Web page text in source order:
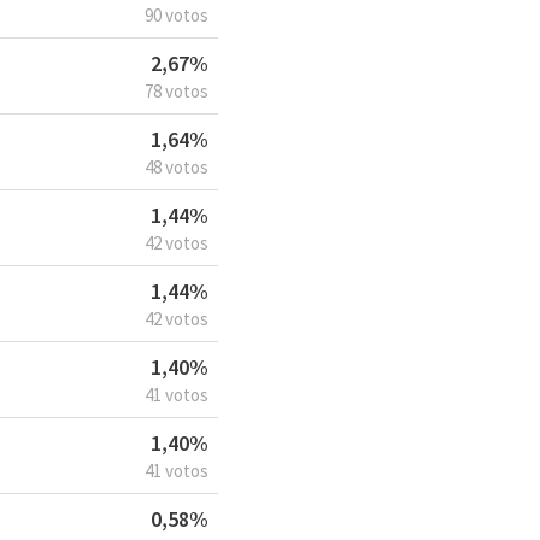
90 votos
2,67%
78 votos
1,64%
48 votos
1,44%
42 votos
1,44%
42 votos
1,40%
41 votos
1,40%
41 votos
0,58%